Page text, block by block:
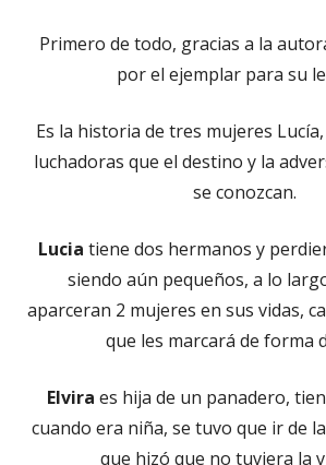
Primero de todo, gracias a la
por el ejemplar para su
Es la historia de tres mujeres
luchadoras que el destino y la
se conozcan.
Lucia tiene dos hermanos y
siendo aún pequeños, a lo
aparceran 2 mujeres en sus vidas,
que les marcará de forma
Elvira es hija de un panadero,
cuando era niña, se tuvo que ir de
que hizó que no tuviera la